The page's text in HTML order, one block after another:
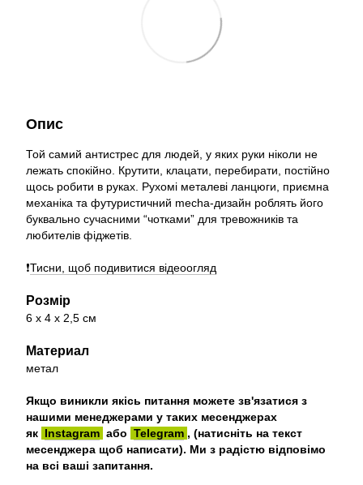
Опис
Той самий антистрес для людей, у яких руки ніколи не
лежать спокійно. Крутити, клацати, перебирати, постійно
щось робити в руках. Рухомі металеві ланцюги, приємна
механіка та футуристичний mecha-дизайн роблять його
буквально сучасними “чотками” для тревожників та
любителів фіджетів.
❗️Тисни, щоб подивитися відеоогляд
Розмір
6 х 4 x 2,5 см
Материал
метал
Якщо виникли якісь питання можете зв'язатися з
нашими менеджерами у таких месенджерах
як Instagram або Telegram , (натисніть на текст
месенджера щоб написати). Ми з радістю відповімо
на всі ваші запитання.